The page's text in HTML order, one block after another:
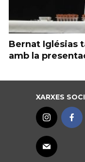
Bernat Iglésias
amb la
XARXES